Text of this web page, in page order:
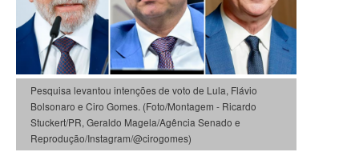
Pesquisa levantou intenções de voto de Lula, Flávio
Bolsonaro e Ciro Gomes. (Foto/Montagem - Ricardo
Stuckert/PR, Geraldo Magela/Agência Senado e
Reprodução/Instagram/@cirogomes)